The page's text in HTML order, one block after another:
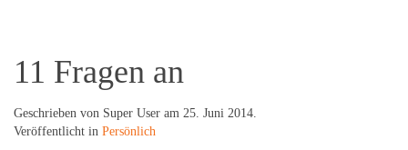
11 Fragen an
Geschrieben von Super User am 25. Juni 2014.
Veröffentlicht in Persönlich